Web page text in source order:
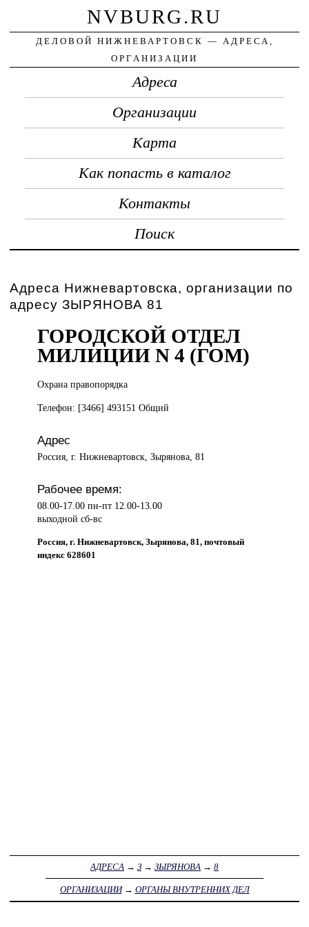
NVBURG.RU
ДЕЛОВОЙ НИЖНЕВАРТОВСК — АДРЕСА,
ОРГАНИЗАЦИИ
Адреса
Организации
Карта
Как попасть в каталог
Контакты
Поиск
Адреса Нижневартовска, организации по
адресу ЗЫРЯНОВА 81
ГОРОДСКОЙ ОТДЕЛ
МИЛИЦИИ N 4 (ГОМ)
Охрана правопорядка
Телефон: [3466] 493151 Общий
Адрес
Россия, г. Нижневартовск, Зырянова, 81
Рабочее время:
08.00-17.00 пн-пт 12.00-13.00
выходной сб-вс
Россия, г. Нижневартовск, Зырянова, 81, почтовый
индекс 628601
АДРЕСА → З → ЗЫРЯНОВА → 8
ОРГАНИЗАЦИИ→ ОРГАНЫ ВНУТРЕННИХ ДЕЛ